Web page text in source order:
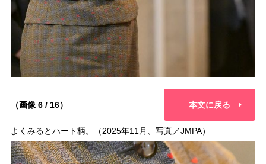
（画像 6 / 16） 本文に戻る
よくみるとハート柄。（2025年11月、写真／JMPA）